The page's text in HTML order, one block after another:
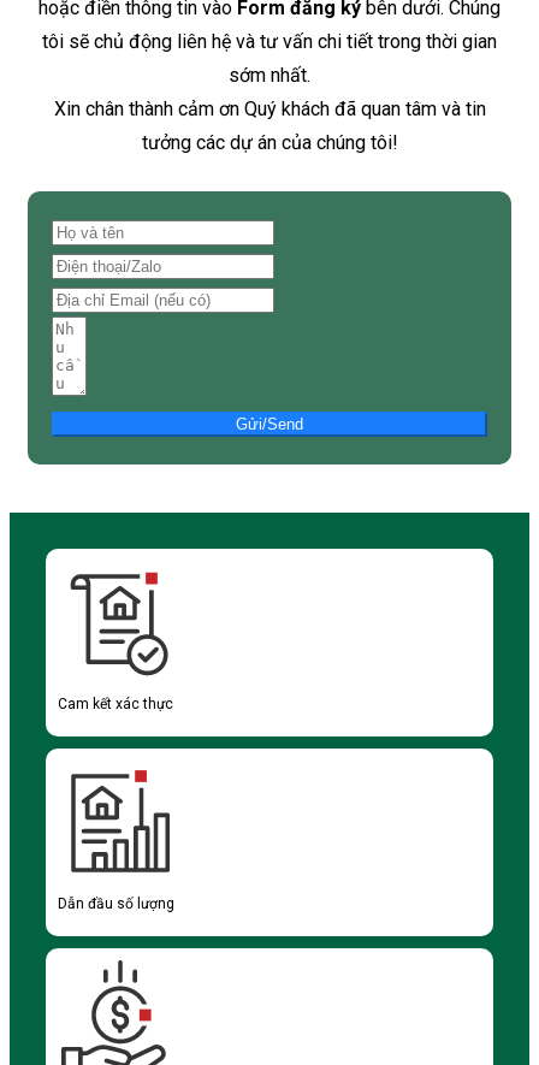
hoặc điền thông tin vào Form đăng ký bên dưới. Chúng
tôi sẽ chủ động liên hệ và tư vấn chi tiết trong thời gian
sớm nhất.
Xin chân thành cảm ơn Quý khách đã quan tâm và tin
tưởng các dự án của chúng tôi!
Gửi/Send
Cam kết xác thực
Dẫn đầu số lượng